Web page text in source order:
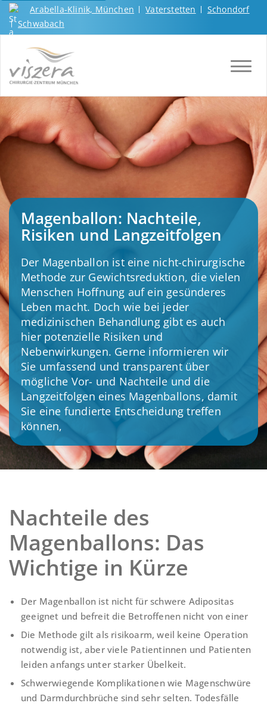
Arabella-Klinik, München Vaterstetten
Schondorf
Schwabach
Magenballon: Nachteile,
Risiken und Langzeitfolgen
Der Magenballon ist eine nicht-chirurgische
Methode zur Gewichtsreduktion, die vielen
Menschen Hoffnung auf ein gesünderes
Leben macht. Doch wie bei jeder
medizinischen Behandlung gibt es auch
hier potenzielle Risiken und
Nebenwirkungen. Gerne informieren wir
Sie umfassend und transparent über
mögliche Vor- und Nachteile und die
Langzeitfolgen eines Magenballons, damit
Sie eine fundierte Entscheidung treffen
können,
Nachteile des
Magenballons: Das
Wichtige in Kürze
Der Magenballon ist nicht für schwere Adipositas
geeignet und befreit die Betroffenen nicht von einer
Die Methode gilt als risikoarm, weil keine Operation
notwendig ist, aber viele Patientinnen und Patienten
leiden anfangs unter starker Übelkeit.
Schwerwiegende Komplikationen wie Magenschwüre
und Darmdurchbrüche sind sehr selten. Todesfälle